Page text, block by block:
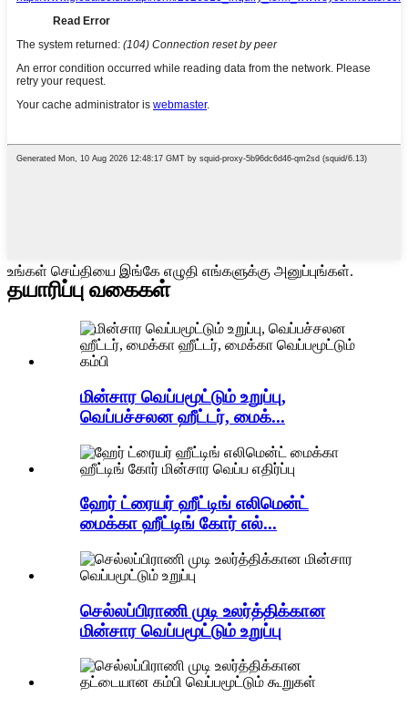
உங்கள் செய்தியை இங்கே எழுதி எங்களுக்கு அனுப்புங்கள்.
தயாரிப்பு வகைகள்
மின்சார வெப்பமூட்டும் உறுப்பு,
வெப்பச்சலன ஹீட்டர், மைக்...
ஹேர் ட்ரையர் ஹீட்டிங் எலிமென்ட்
மைக்கா ஹீட்டிங் கோர் எல்...
செல்லப்பிராணி முடி உலர்த்திக்கான
மின்சார வெப்பமூட்டும் உறுப்பு